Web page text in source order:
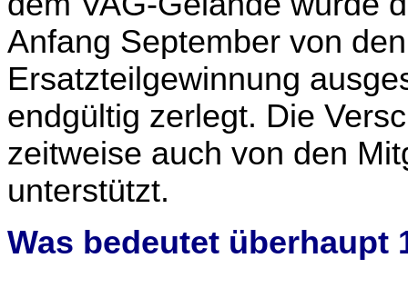
Anfang September von
Ersatzteilgewinnung
endgültig zerlegt. Die
zeitweise auch von den
unterstützt.
Was bedeutet überhaupt